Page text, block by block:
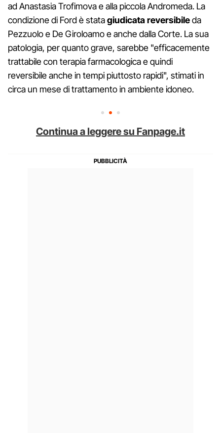
ad Anastasia Trofimova e alla piccola Andromeda. La
condizione di Ford è statagiudicata reversibileda
Pezzuolo e De Giroloamo e anche dalla Corte. La sua
patologia, per quanto grave, sarebbe "efficacemente
trattabile con terapia farmacologica e quindi
reversibile anche in tempi piuttosto rapidi", stimati in
circa un mese di trattamento in ambiente idoneo.
Continua a leggere su Fanpage.it